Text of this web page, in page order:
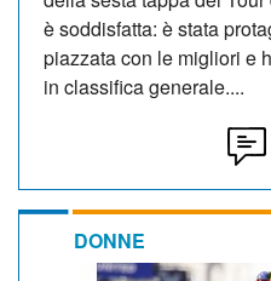
è soddisfatta: è stata
piazzata con le migliori e
in classifica generale....
DONNE